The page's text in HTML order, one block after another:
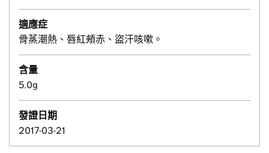
適應症
骨蒸潮熱、唇紅頰赤、盜汗咳嗽。
含量
5.0g
發證日期
2017-03-21